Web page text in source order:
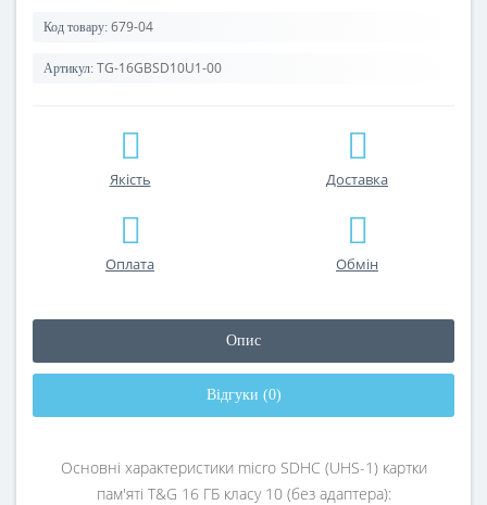
Код товару: 679-04
Артикул: TG-16GBSD10U1-00
Якість Доставка
Оплата Обмін
Опис
Відгуки (0)
Основні характеристики micro SDHC (UHS-1) картки
пам'яті T&G 16 ГБ класу 10 (без адаптера):